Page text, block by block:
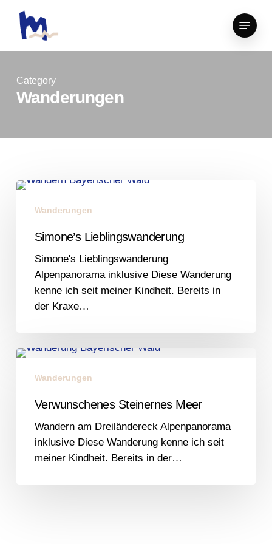
content
Menu
Category
Wanderungen
Simone’s
Wanderungen
Simone’s Lieblingswanderung
Simone's Lieblingswanderung
Alpenpanorama inklusive Diese Wanderung
kenne ich seit meiner Kindheit. Bereits in
der Kraxe…
Verwunschenes
Wanderungen
Verwunschenes Steinernes Meer
Wandern am Dreiländereck Alpenpanorama
inklusive Diese Wanderung kenne ich seit
meiner Kindheit. Bereits in der…
Close
Menu